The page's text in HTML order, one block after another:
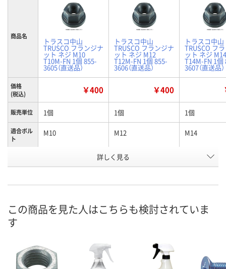
商品名
トラスコ中山
TRUSCO フランジナ
ット ネジ M10
T10M-FN 1個 855-
3605（直送品）
トラスコ中山
TRUSCO フランジナ
ット ネジ M12
T12M-FN 1個 855-
3606（直送品）
トラスコ中山
TRUSCO フ
ット ネジ M14
T14M-FN 1個
3607（直送品）
価格
(税込)
￥400 ￥400
販売単位 1個 1個 1個
適合ボル
ト
M10 M12 M14
J107571 J110003
カゴへ カゴへ
詳しく見る
この商品を見た人はこちらも検討されていま
す